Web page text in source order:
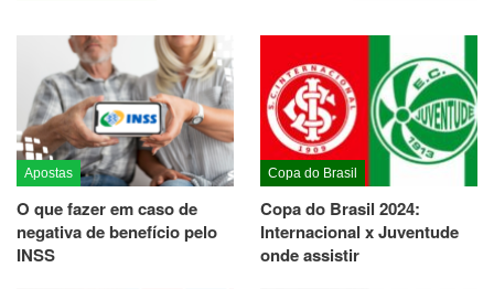
Apostas
O que fazer em caso de
negativa de benefício pelo
INSS
Copa do Brasil
Copa do Brasil 2024:
Internacional x Juventude
onde assistir